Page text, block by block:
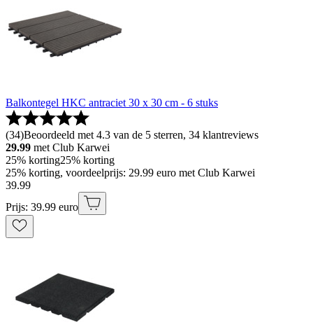
Balkontegel HKC antraciet 30 x 30 cm - 6 stuks
(34)Beoordeeld met 4.3 van de 5 sterren, 34 klantreviews
29.99 met Club Karwei
25% korting25% korting
25% korting, voordeelprijs: 29.99 euro met Club Karwei
39.99
Prijs: 39.99 euro